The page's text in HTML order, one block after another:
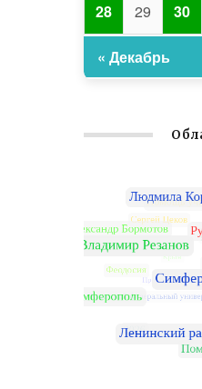
28 29 30
« Декабрь